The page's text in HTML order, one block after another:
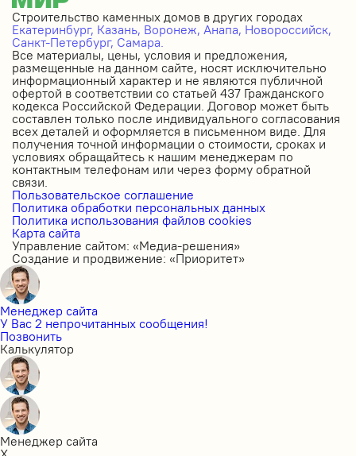
Строительство каменных домов в других городах
Екатеринбург, Казань, Воронеж, Анапа, Новороссийск,
Санкт-Петербург, Самара.
Все материалы, цены, условия и предложения,
размещенные на данном сайте, носят исключительно
информационный характер и не являются публичной
офертой в соответствии со статьей 437 Гражданского
кодекса Российской Федерации. Договор может быть
составлен только после индивидуального согласования
всех деталей и оформляется в письменном виде. Для
получения точной информации о стоимости, сроках и
условиях обращайтесь к нашим менеджерам по
контактным телефонам или через форму обратной
связи.
Пользовательское соглашение
Политика обработки персональных данных
Политика использования файлов cookies
Карта сайта
Управление сайтом: «Медиа-решения»
Создание и продвижение: «Приоритет»
Менеджер сайта
У Вас 2 непрочитанных сообщения!
Позвонить
Калькулятор
Менеджер сайта